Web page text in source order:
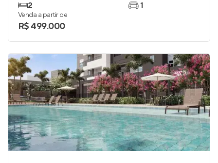
2
1
Venda a partir de
R$ 499.000